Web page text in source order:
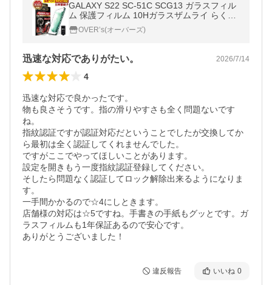
GALAXY S22 SC-51C SCG13 ガラスフィル
ム 保護フィルム 10Hガラスザムライ らくら
くクリップ付き ギャラクシー フィルム
OVER’s(オーバーズ)
迅速な対応でありがたい。 2026/7/14
4
迅速な対応で良かったです。
物も良さそうです。指の滑りやすさも全く問題ないです
ね。
指紋認証ですが認証対応だということでしたが交換してか
ら最初は全く認証してくれませんでした。
ですがここでやってほしいことがあります。
設定を開きもう一度指紋認証登録してください。
そしたら問題なく認証してロック解除出来るようになりま
す。
一手間かかるので☆4にしときます。
店舗様の対応は☆5ですね。手書きの手紙もグッとです。ガ
ラスフィルムも1年保証あるので安心です。
ありがとうございました！
違反報告 いいね 0